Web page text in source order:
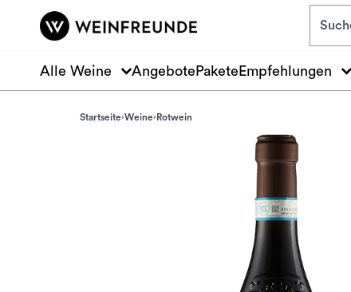
Zum Hauptinhalt springen
Alle Weine Angebote Pakete Empfehlungen
Startseite Weine Rotwein